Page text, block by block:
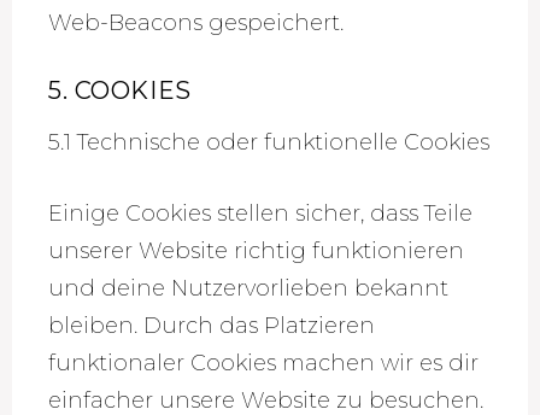
Web-Beacons gespeichert.
5. COOKIES
5.1 Technische oder funktionelle Cookies
Einige Cookies stellen sicher, dass Teile
unserer Website richtig funktionieren
und deine Nutzervorlieben bekannt
bleiben. Durch das Platzieren
funktionaler Cookies machen wir es dir
einfacher unsere Website zu besuchen.